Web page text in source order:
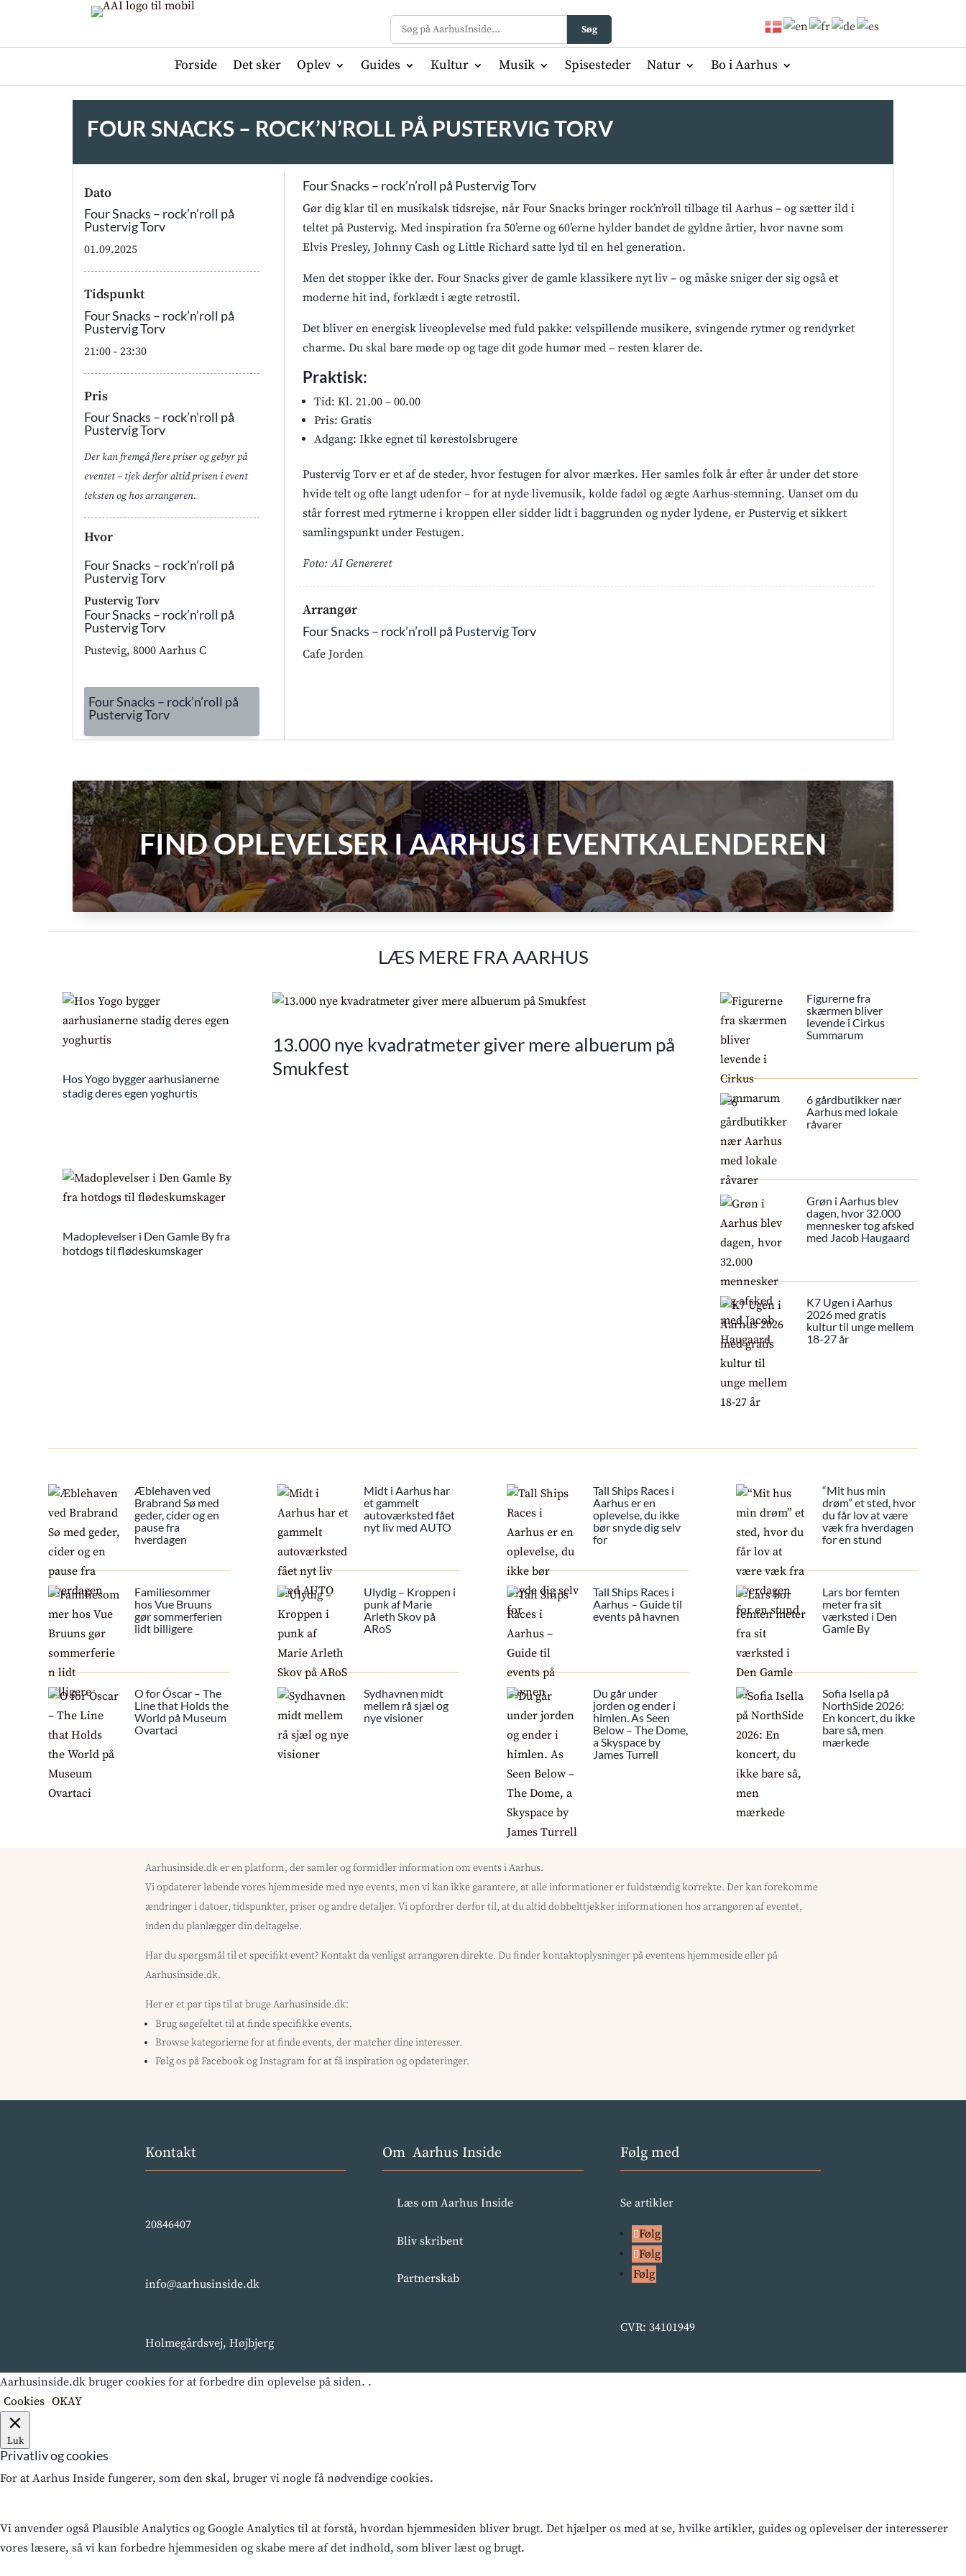
Søg
Forside Det sker Oplev Guides Kultur Musik Spisesteder Natur Bo i Aarhus
FOUR SNACKS – ROCK’N’ROLL PÅ PUSTERVIG TORV
Dato
Four Snacks – rock’n’roll på
Pustervig Torv
01.09.2025
Tidspunkt
Four Snacks – rock’n’roll på
Pustervig Torv
21:00- 23:30
Pris
Four Snacks – rock’n’roll på
Pustervig Torv
Der kan fremgå flere priser og gebyr på
eventet – tjek derfor altid prisen i event
teksten og hos arrangøren.
Hvor
Four Snacks – rock’n’roll på
Pustervig Torv
Pustervig Torv
Four Snacks – rock’n’roll på
Pustervig Torv
Pustevig, 8000 Aarhus C
Four Snacks – rock’n’roll på
Pustervig Torv
Four Snacks – rock’n’roll på Pustervig Torv
Gør dig klar til en musikalsk tidsrejse, når Four Snacks bringer rock’n’roll tilbage til Aarhus – og sætter ild i
teltet på Pustervig. Med inspiration fra 50’erne og 60’erne hylder bandet de gyldne årtier, hvor navne som
Elvis Presley, Johnny Cash og Little Richard satte lyd til en hel generation.
Men det stopper ikke der. Four Snacks giver de gamle klassikere nyt liv – og måske sniger der sig også et
moderne hit ind, forklædt i ægte retrostil.
Det bliver en energisk liveoplevelse med fuld pakke: velspillende musikere, svingende rytmer og rendyrket
charme. Du skal bare møde op og tage dit gode humør med – resten klarer de.
Praktisk:
Tid: Kl. 21.00 – 00.00
Pris: Gratis
Adgang: Ikke egnet til kørestolsbrugere
Pustervig Torv er et af de steder, hvor festugen for alvor mærkes. Her samles folk år efter år under det store
hvide telt og ofte langt udenfor – for at nyde livemusik, kolde fadøl og ægte Aarhus-stemning. Uanset om du
står forrest med rytmerne i kroppen eller sidder lidt i baggrunden og nyder lydene, er Pustervig et sikkert
samlingspunkt under Festugen.
Foto: AI Genereret
Arrangør
Four Snacks – rock’n’roll på Pustervig Torv
Cafe Jorden
FIND OPLEVELSER I AARHUS I EVENTKALENDEREN
LÆS MERE FRA AARHUS
Hos Yogo bygger aarhusianerne
stadig deres egen yoghurtis
Madoplevelser i Den Gamle By fra
hotdogs til flødeskumskager
13.000 nye kvadratmeter giver mere albuerum på
Smukfest
Figurerne fra
skærmen bliver
levende i Cirkus
Summarum
6 gårdbutikker nær
Aarhus med lokale
råvarer
Grøn i Aarhus blev
dagen, hvor 32.000
mennesker tog afsked
med Jacob Haugaard
K7 Ugen i Aarhus
2026 med gratis
kultur til unge mellem
18-27 år
Æblehaven ved
Brabrand Sø med
geder, cider og en
pause fra
hverdagen
Familiesommer
hos Vue Bruuns
gør sommerferien
lidt billigere
O for Óscar – The
Line that Holds the
World på Museum
Ovartaci
Midt i Aarhus har
et gammelt
autoværksted fået
nyt liv med AUTO
Ulydig – Kroppen i
punk af Marie
Arleth Skov på
ARoS
Sydhavnen midt
mellem rå sjæl og
nye visioner
Tall Ships Races i
Aarhus er en
oplevelse, du ikke
bør snyde dig selv
for
Tall Ships Races i
Aarhus – Guide til
events på havnen
Du går under
jorden og ender i
himlen. As Seen
Below – The Dome,
a Skyspace by
James Turrell
“Mit hus min
drøm” et sted, hvor
du får lov at være
væk fra hverdagen
for en stund
Lars bor femten
meter fra sit
værksted i Den
Gamle By
Sofia Isella på
NorthSide 2026:
En koncert, du ikke
bare så, men
mærkede
Aarhusinside.dk er en platform, der samler og formidler information om events i Aarhus.
Vi opdaterer løbende vores hjemmeside med nye events, men vi kan ikke garantere, at alle informationer er fuldstændig korrekte. Der kan forekomme
ændringer i datoer, tidspunkter, priser og andre detaljer. Vi opfordrer derfor til, at du altid dobbelttjekker informationen hos arrangøren af eventet,
inden du planlægger din deltagelse.
Har du spørgsmål til et specifikt event? Kontakt da venligst arrangøren direkte. Du finder kontaktoplysninger på eventens hjemmeside eller på
Aarhusinside.dk.
Her er et par tips til at bruge Aarhusinside.dk:
Brug søgefeltet til at finde specifikke events.
Browse kategorierne for at finde events, der matcher dine interesser.
Følg os på Facebook og Instagram for at få inspiration og opdateringer.
Kontakt
20846407
info@aarhusinside.dk
Holmegårdsvej, Højbjerg
Om Aarhus Inside
Læs om Aarhus Inside
Bliv skribent
Partnerskab
Følg med
Se artikler
Følg
Følg
Følg
CVR: 34101949
Aarhusinside.dk bruger cookies for at forbedre din oplevelse på siden. .
Cookies OKAY
Luk
Privatliv og cookies
For at Aarhus Inside fungerer, som den skal, bruger vi nogle få nødvendige cookies.
Vi anvender også Plausible Analytics og Google Analytics til at forstå, hvordan hjemmesiden bliver brugt. Det hjælper os med at se, hvilke artikler, guides og oplevelser der interesserer
vores læsere, så vi kan forbedre hjemmesiden og skabe mere af det indhold, som bliver læst og brugt.